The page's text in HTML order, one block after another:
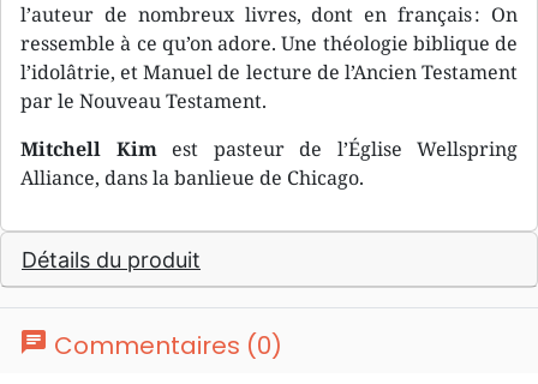
l’auteur de nombreux livres, dont en français : On
ressemble à ce qu’on adore. Une théologie biblique de
l’idolâtrie, et Manuel de lecture de l’Ancien Testament
par le Nouveau Testament.
Mitchell Kimest pasteur de l’Église Wellspring
Alliance, dans la banlieue de Chicago.
Détails du produit
chat Commentaires (0)